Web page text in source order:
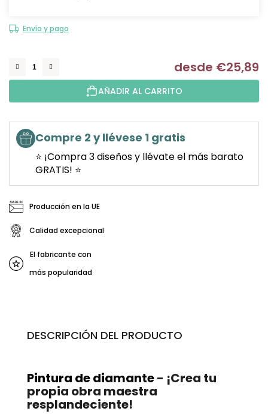
Envío y pago
desde €25,89
AÑADIR AL CARRITO
Compre 2 y llévese 1 gratis
⭐ ¡Compra 3 diseños y llévate el más barato
GRATIS! ⭐
Producción en la UE
Calidad excepcional
El fabricante con
más popularidad
DESCRIPCIÓN DEL PRODUCTO
Pintura de diamante- ¡Crea tu
propia obra maestra
resplandeciente!